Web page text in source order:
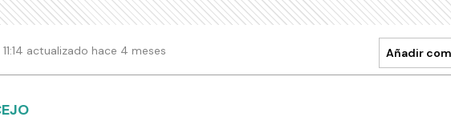
actualizado hace 4 meses Añadir